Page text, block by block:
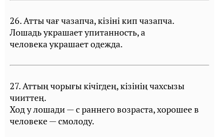
26. Атты чағ чазапча, кiзiнi кип чазапча.
Лошадь украшает упитанность, а
человека украшает одежда.
27. Аттың чорығы кiчiгдең, кiзiнiң чахсызы
чииттең.
Ход у лошади — с раннего возраста, хорошее в
человеке — смолоду.